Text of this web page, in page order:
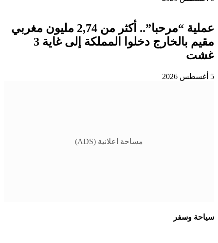
عملية “مرحبا”.. أكثر من 2,74 مليون مغربي
مقيم بالخارج دخلوا المملكة إلى غاية 3
غشت
5 أغسطس 2026
مساحة اعلانية (ADS)
سياحة وسفر